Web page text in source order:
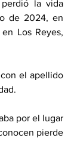
la vida
de 2024, en
Los Reyes,
el apellido
por el lugar
pierde